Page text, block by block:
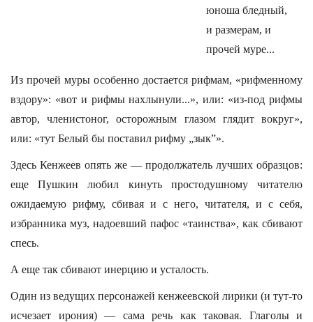
юноша бледный,
и размерам, и
прочей муре...
Из прочей муры особенно достается рифмам, «рифменному
вздору»: «вот и рифмы нахлынули...», или: «из-под рифмы
автор, членистоног, осторожным глазом глядит вокруг»,
или: «тут Белый бы поставил рифму „зык”».
Здесь Кенжеев опять же — продолжатель лучших образцов:
еще Пушкин любил кинуть простодушному читателю
ожидаемую рифму, сбивая и с него, читателя, и с себя,
избранника муз, надоевший пафос «таинства», как сбивают
спесь.
А еще так сбивают инерцию и усталость.
Один из ведущих персонажей кенжеевской лирики (и тут-то
исчезает ирония) — сама речь как таковая. Глаголы и